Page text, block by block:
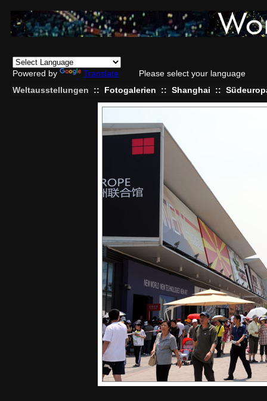
Powered by Translate
Please select your language
Weltausstellungen
:: Fotogalerien :: Shanghai ::